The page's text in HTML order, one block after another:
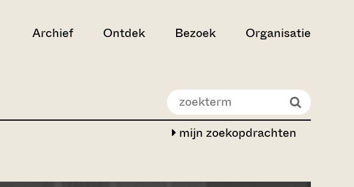
Archief Ontdek Bezoek Organisatie
mijn zoekopdrachten